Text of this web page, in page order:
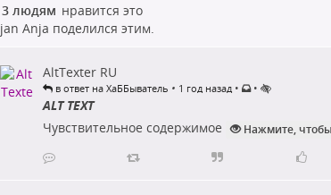
3 людям нравится это
jan Anja поделился этим.
AltTexter RU
в ответ на ХаББыватель • 1 год назад • •
ALT TEXT
Чувствительное содержимое
Нажмите,